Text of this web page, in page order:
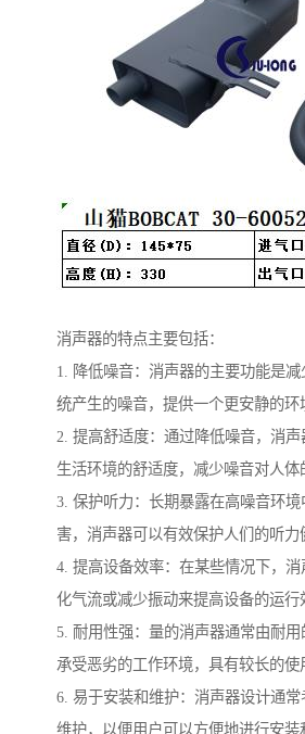
消声器的特点主要包括：
1. 降低噪音：消声器的主要功能是
统产生的噪音，提供一个更安静的环
2. 提高舒适度：通过降低噪音，消
生活环境的舒适度，减少噪音对人体
3. 保护听力：长期暴露在高噪音环
害，消声器可以有效保护人们的听力
4. 提高设备效率：在某些情况下，
化气流或减少振动来提高设备的运行
5. 耐用性强：量的消声器通常由耐
承受恶劣的工作环境，具有较长的使
6. 易于安装和维护：消声器设计通常
维护，以便用户可以方便地进行安装